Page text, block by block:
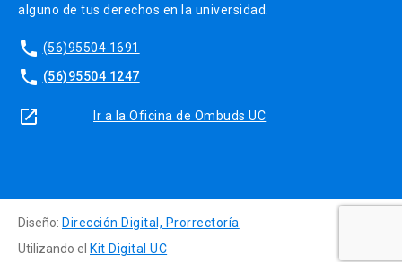
alguno de tus derechos en la universidad.
phone (56)95504 1691
phone (56)95504 1247
launch Ir a la Oficina de Ombuds UC
Diseño: Dirección Digital, Prorrectoría
Utilizando el Kit Digital UC